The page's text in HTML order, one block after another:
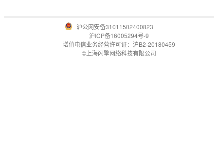
沪公网安备31011502400823
沪ICP备16005294号-9
增值电信业务经营许可证：沪B2-20180459
©上海闪擎网络科技有限公司